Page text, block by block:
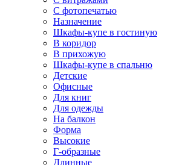
С фотопечатью
Назначение
Шкафы-купе в гостиную
В коридор
В прихожую
Шкафы-купе в спальню
Детские
Офисные
Для книг
Для одежды
На балкон
Форма
Высокие
Г-образные
Длинные